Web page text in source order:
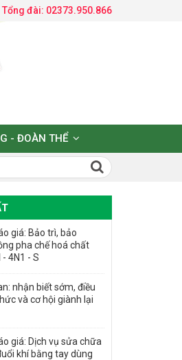
Tổng đài: 02373.950.866
- ĐOÀN THỂ
VÀ HY VỌNG!
giá: Bảo trì, bảo
pha chế hoá chất
- 4N1 - S
nhận biết sớm, điều
và cơ hội giành lại
giá: Dịch vụ sửa chữa
khí bằng tay dùng